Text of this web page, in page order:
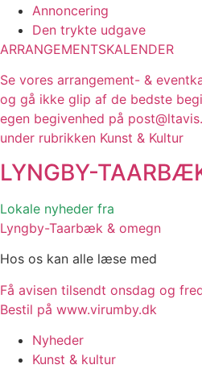
Annoncering
Den trykte udgave
ARRANGEMENTSKALENDER
Se vores arrangement- &
og gå ikke glip af de bedste
egen begivenhed på
under rubrikken Kunst & Kultur
LYNGBY-
Lokale nyheder fra
Lyngby-Taarbæk & omegn
Hos os kan alle læse med
Få avisen tilsendt onsdag og
Bestil på www.virumby.dk
Nyheder
Kunst & kultur